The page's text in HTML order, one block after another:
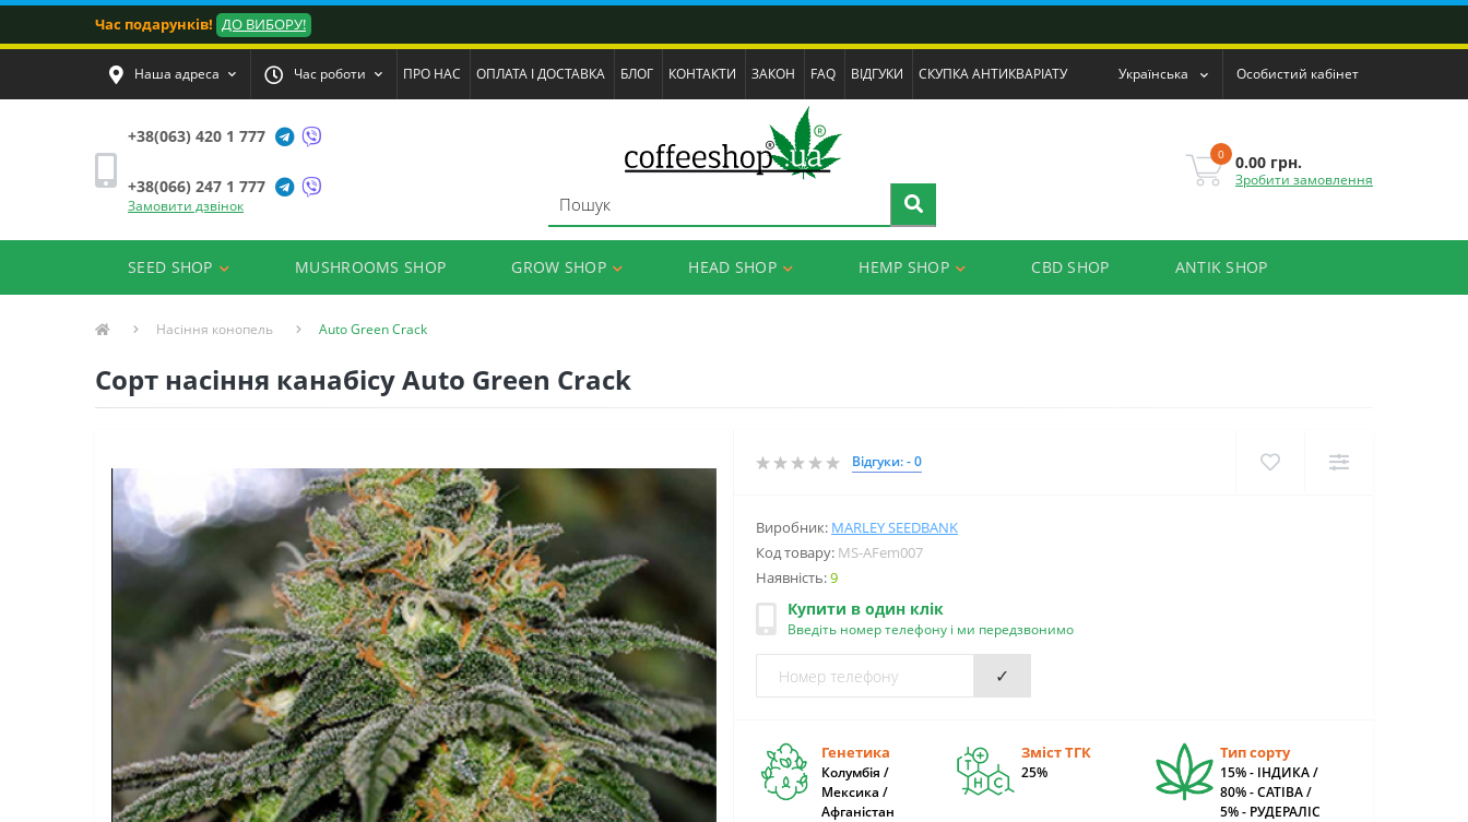
Час подарунків! ДО ВИБОРУ!
Наша адреса Час роботи ПРО НАС ОПЛАТА І ДОСТАВКА БЛОГ КОНТАКТИ ЗАКОН FAQ ВІДГУКИ СКУПКА АНТИКВАРІАТУ Українська Особистий кабінет
+38(063) 420 1 777
+38(066) 247 1 777
Замовити дзвінок
0 0.00 грн.
Зробити замовлення
SEED SHOP MUSHROOMS SHOP GROW SHOP HEAD SHOP HEMP SHOP CBD SHOP ANTIK SHOP
Насіння конопель Auto Green Crack
Сорт насіння канабісу Auto Green Crack
Відгуки: - 0
Виробник: MARLEY SEEDBANK
Код товару: MS-AFem007
Наявність:9
Купити в один клік
Введіть номер телефону і ми передзвонимо
✓
Генетика
Колумбія /
Мексика /
Афганістан
Зміст ТГК
25%
Тип сорту
15% - ІНДИКА /
80% - САТІВА /
5% - РУДЕРАЛІС